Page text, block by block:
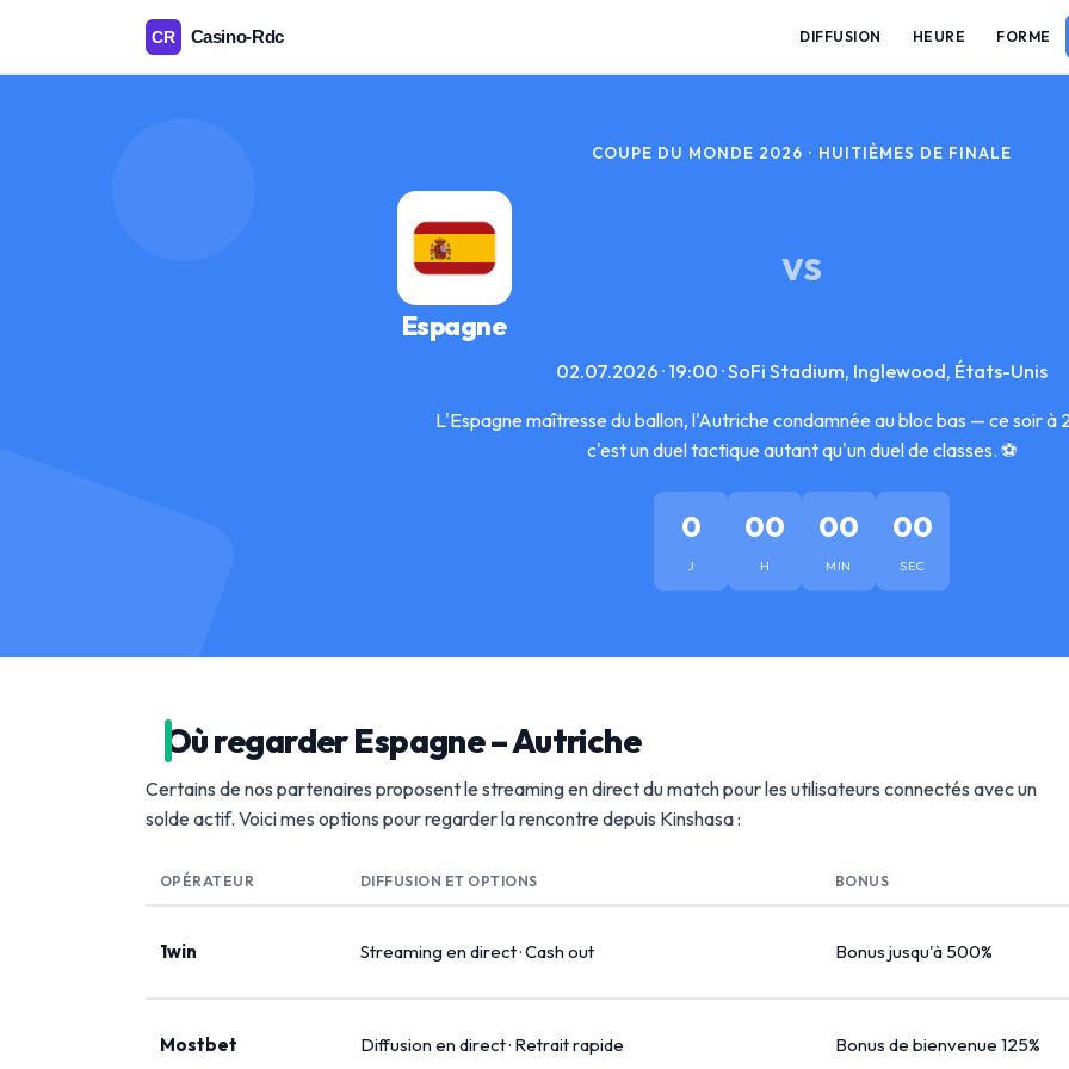
DIFFUSION HEURE FORME
COUPE DU MONDE 2026 · HUITIÈMES DE FINALE
Espagne
VS
02.07.2026 · 19:00 · SoFi Stadium, Inglewood, États-Unis
L'Espagne maîtresse du ballon, l'Autriche condamnée au bloc bas — ce soir à
c'est un duel tactique autant qu'un duel de classes. ⚽
0
J
00
H
00
MIN
00
SEC
Où regarder Espagne – Autriche
Certains de nos partenaires proposent le streaming en direct du match pour les utilisateurs connectés avec un
solde actif. Voici mes options pour regarder la rencontre depuis Kinshasa :
OPÉRATEUR DIFFUSION ET OPTIONS BONUS
1win Streaming en direct · Cash out Bonus jusqu'à 500%
Mostbet Diffusion en direct · Retrait rapide Bonus de bienvenue 125%